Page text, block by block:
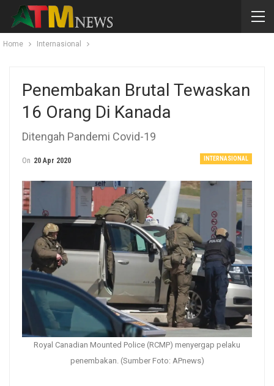
Home Internasional
Penembakan Brutal Tewaskan
16 Orang Di Kanada
Ditengah Pandemi Covid-19
INTERNASIONAL
On 20 Apr 2020
Royal Canadian Mounted Police (RCMP) menyergap pelaku
penembakan. (Sumber Foto: APnews)